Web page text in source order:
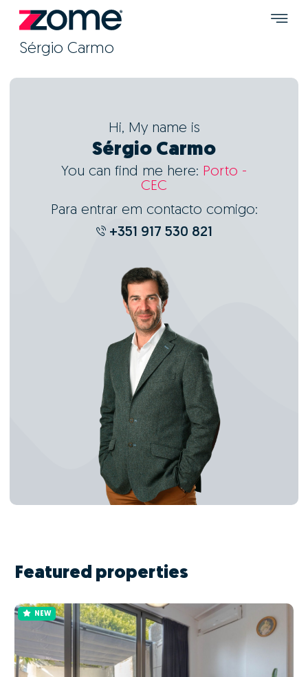
Sérgio Carmo
Hi, My name is
Sérgio Carmo
You can find me here: Porto -
CEC
Para entrar em contacto comigo:
+351 917 530 821
Featured properties
NEW